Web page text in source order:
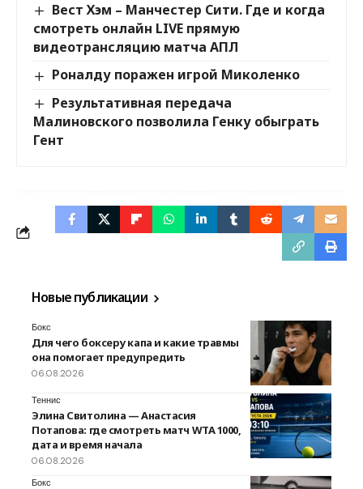
Вест Хэм – Манчестер Сити. Где и когда
смотреть онлайн LIVE прямую
видеотрансляцию матча АПЛ
Роналду поражен игрой Миколенко
Результативная передача
Малиновского позволила Генку обыграть
Гент
Новые публикации
Бокс
Для чего боксеру капа и какие травмы
она помогает предупредить
06.08.2026
Теннис
Элина Свитолина — Анастасия
Потапова: где смотреть матч WTA 1000,
дата и время начала
06.08.2026
Бокс